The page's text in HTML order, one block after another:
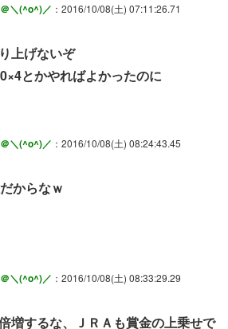
＼(^o^)／ ：2016/10/08(土) 07:11:26.71
上げないぞ
とかやればよかったのに
＼(^o^)／ ：2016/10/08(土) 08:24:43.45
からなｗ
＼(^o^)／ ：2016/10/08(土) 08:33:29.29
増するな、ＪＲＡも賞金の上乗せで